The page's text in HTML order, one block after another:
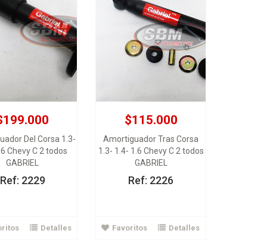
Del Corsa 1.3-
Chevy C 2 todos
GABRIEL
Ref: 2229
Detalles
$115.000
Amortiguador Tras Corsa
1.3- 1.4- 1.6 Chevy C 2 todos
GABRIEL
Ref: 2226
Favoritos Detalles
$36.000
delantero
Matiz Spark Cronos
KOYO
al carrito
$45.000
Rodamiento rueda trasero
Int R 6-12-18 Dacia Spark
Matiz
KOYO
Agregar al carrito